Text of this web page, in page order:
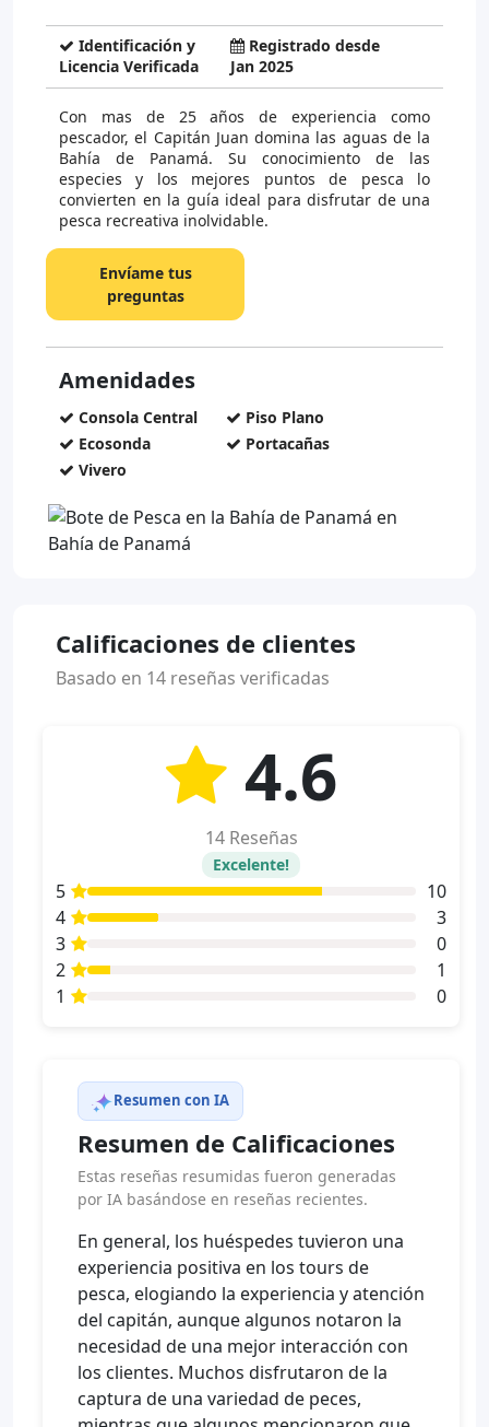
Identificación y
Licencia Verificada
Registrado desde
Jan 2025
Con mas de 25 años de experiencia como
pescador, el Capitán Juan domina las aguas de la
Bahía de Panamá. Su conocimiento de las
especies y los mejores puntos de pesca lo
convierten en la guía ideal para disfrutar de una
pesca recreativa inolvidable.
Envíame tus
preguntas
Amenidades
Consola Central
Piso Plano
Ecosonda
Portacañas
Vivero
Calificaciones de clientes
Basado en 14 reseñas verificadas
4.6
14 Reseñas
Excelente!
5
10
4
3
3
0
2
1
1
0
Resumen con IA
Resumen de Calificaciones
Estas reseñas resumidas fueron generadas
por IA basándose en reseñas recientes.
En general, los huéspedes tuvieron una
experiencia positiva en los tours de
pesca, elogiando la experiencia y atención
del capitán, aunque algunos notaron la
necesidad de una mejor interacción con
los clientes. Muchos disfrutaron de la
captura de una variedad de peces,